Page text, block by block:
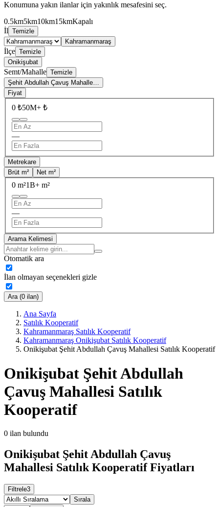
Konumuna yakın ilanlar için yakınlık mesafesini seç.
0.5km5km10km15kmKapalı
İl Temizle
Kahramanmaraş
İlçe Temizle
Onikişubat
Semt/Mahalle Temizle
Şehit Abdullah Çavuş Mahalle…
Fiyat
0 ₺50M+ ₺
—
Metrekare
Brüt m²
Net m²
0 m²1B+ m²
—
Arama Kelimesi
Otomatik ara
İlan olmayan seçenekleri gizle
Ara (0 ilan)
Ana Sayfa
Satılık Kooperatif
Kahramanmaraş Satılık Kooperatif
Kahramanmaraş Onikişubat Satılık Kooperatif
Onikişubat Şehit Abdullah Çavuş Mahallesi Satılık Kooperatif
Onikişubat Şehit Abdullah
Çavuş Mahallesi Satılık
Kooperatif
0 ilan bulundu
Onikişubat Şehit Abdullah Çavuş
Mahallesi Satılık Kooperatif Fiyatları
Filtrele3
Sırala